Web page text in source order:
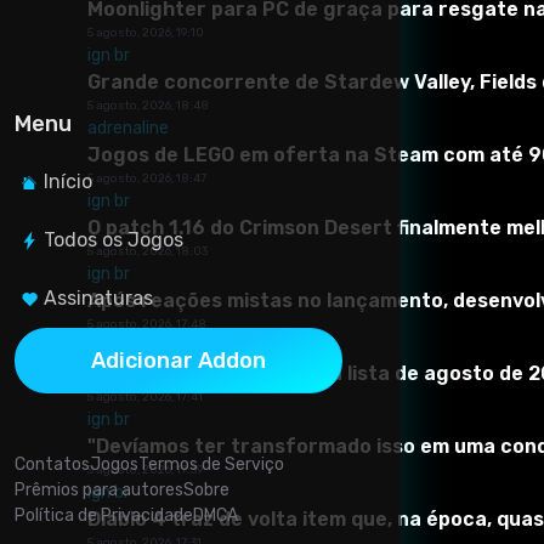
Menu
Início
Todos os Jogos
Assinaturas
Adicionar Addon
ContatosJogosTermos de Serviço
Prêmios para autoresSobre
Política de PrivacidadeDMCA
Sobre este Mod
Atualizado para a versão 5.0 - etapas adicionadas para
引 付 け す るEuroEuroPaint.NET (Até mesmo os alunos
muito baixa, mas 3. É muito praticável quando você joga
Este mod adiciona cartas que você pode bater em
Moonlighter para PC de graça para resgate
5 agosto, 2026, 19:10
ign br
Grande concorrente de Stardew Valley,
5 agosto, 2026, 18:48
adrenaline
Jogos de LEGO em oferta na Steam com até
5 agosto, 2026, 18:47
ign br
O patch 1.16 do Crimson Desert finalmente
5 agosto, 2026, 18:03
ign br
Após reações mistas no lançamento,
5 agosto, 2026, 17:48
Códigos Pokémon GO: veja lista de agosto de
5 agosto, 2026, 17:41
ign br
"Devíamos ter transformado isso em uma
5 agosto, 2026, 17:39
ign br
Diablo 4 traz de volta item que, na época,